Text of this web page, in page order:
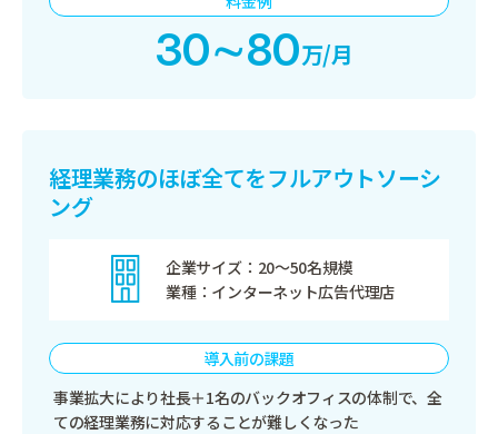
30∼80万/月
経理業務のほぼ全てをフルアウトソーシ
ング
企業サイズ
20〜50名規模
業種
インターネット広告代理店
導入前の課題
事業拡大により社長＋1名のバックオフィスの体制で、全
ての経理業務に対応することが難しくなった